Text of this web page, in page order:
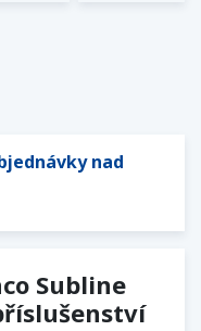
nad
Subline